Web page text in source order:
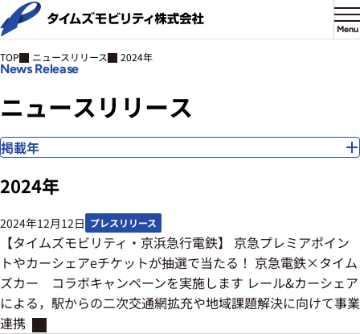
Menu
TOP ニュースリリース 2024年
News Release
ニュースリ リース
2024年
2024年12月12日 プレスリリース
【タイムズモビリティ・京浜急行電鉄】 京急プレミアポイン
トやカーシェアeチケットが抽選で当たる！ 京急電鉄×タイム
ズカー コラボキャンペーンを実施します レール&カーシェア
による，駅からの二次交通網拡充や地域課題解決に向けて事業
連携
掲載年